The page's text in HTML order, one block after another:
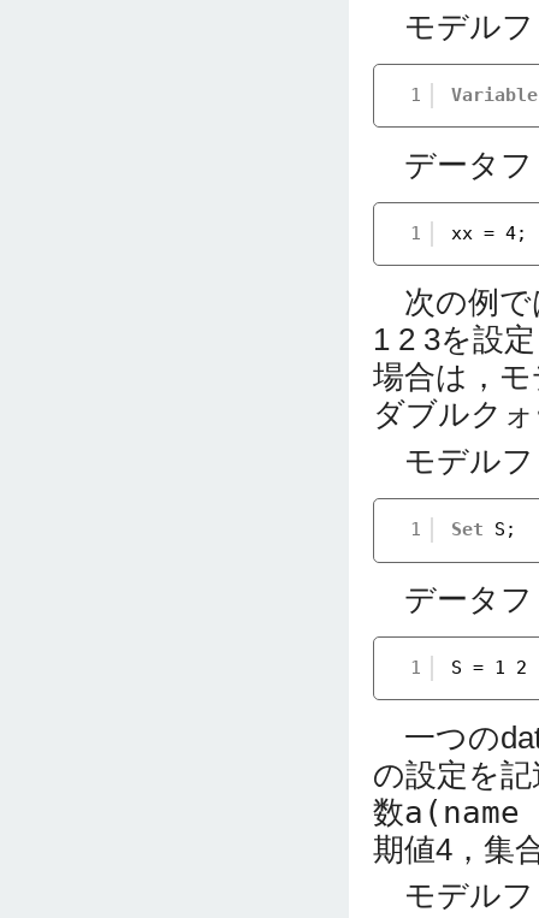
モデルフ
1 Variable
データフ
1 xx = 4;
次の例で
1 2 3を設
場合は，
ダブルク
モデルフ
1 Set S;
データフ
1 S = 1 2
一つの
の設定を
数
期値4，集
モデルフ